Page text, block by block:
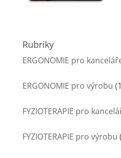
Rubriky
ERGONOMIE pro
ERGONOMIE pro výrobu
FYZIOTERAPIE pro
FYZIOTERAPIE pro výrobu